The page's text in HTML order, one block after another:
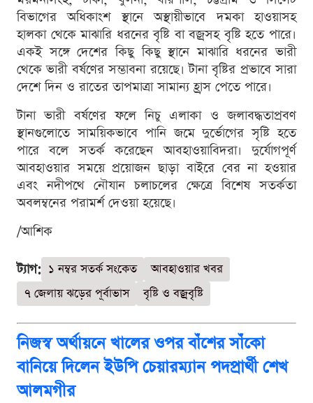
বিভাগের অধিকাংশ স্থানে অস্থায়ীভাবে দমকা হাওয়াসহ
হালকা থেকে মাঝারি ধরনের বৃষ্টি বা বজ্রসহ বৃষ্টি হতে পারে।
একই সঙ্গে দেশের কিছু কিছু স্থানে মাঝারি ধরনের ভারী
থেকে ভারী বর্ষণের সম্ভাবনা রয়েছে। টানা বৃষ্টির প্রভাবে সারা
দেশে দিন ও রাতের তাপমাত্রা সামান্য হ্রাস পেতে পারে।
টানা ভারী বর্ষণের ফলে নিচু এলাকা ও জলাবদ্ধতাপ্রবণ
স্থানগুলোতে সাময়িকভাবে পানি জমে দুর্ভোগের সৃষ্টি হতে
পারে বলে সতর্ক করেছেন আবহাওয়াবিদরা। দুর্যোগপূর্ণ
আবহাওয়ার সময়ে প্রয়োজন ছাড়া বাইরে বের না হওয়ার
এবং নদীপথে নৌযান চলাচলের ক্ষেত্রে বিশেষ সতর্কতা
অবলম্বনের পরামর্শ দেওয়া হয়েছে।
/আশিক
ট্যাগ: ১ নম্বর সতর্ক সংকেত
আবহাওয়ার খবর
৭ জেলায় ঝড়ের পূর্বাভাস
বৃষ্টি ও বজ্রবৃষ্টি
নিজস্ব অর্থায়নে খালের ওপর বাঁশের সাঁকো
বানিয়ে দিলেন ইউপি চেয়ারম্যান পদপ্রার্থী শেখ
আলমগীর